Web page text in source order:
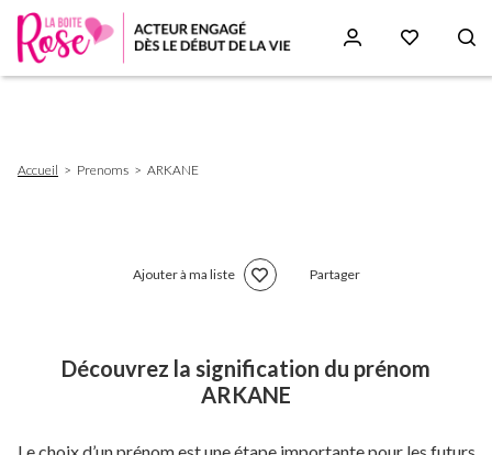
d'Ariane
Accueil Prenoms ARKANE
Ajouter à ma liste Partager
Découvrez la signification du prénom
ARKANE